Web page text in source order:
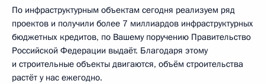
По инфраструктурным объектам сегодня реализуем ряд
проектов и получили более 7 миллиардов инфраструктурных
бюджетных кредитов, по Вашему поручению Правительство
Российской Федерации выдаёт. Благодаря этому
и строительные объекты двигаются, объём строительства
растёт у нас ежегодно.